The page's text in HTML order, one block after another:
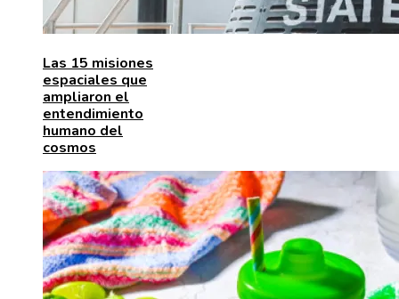
Las 15 misiones
espaciales que
ampliaron el
entendimiento
humano del
cosmos